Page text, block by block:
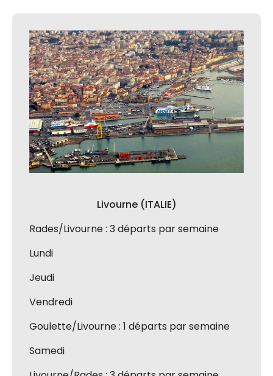
Livourne (ITALIE)
Rades/Livourne : 3 départs par semaine
Lundi
Jeudi
Vendredi
Goulette/Livourne : 1 départs par semaine
Samedi